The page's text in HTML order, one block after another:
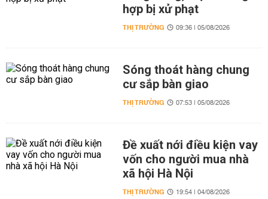
hợp bị xử phạt
THỊ TRƯỜNG 09:36 | 05/08/2026
Sóng thoát hàng chung
cư sắp bàn giao
THỊ TRƯỜNG 07:53 | 05/08/2026
Đề xuất nới điều kiện vay
vốn cho người mua nhà
xã hội Hà Nội
THỊ TRƯỜNG 19:54 | 04/08/2026